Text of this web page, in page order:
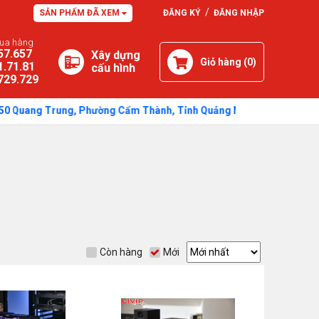
SẢN PHẨM ĐÃ XEM ĐĂNG KÝ / ĐĂNG NHẬP
hàng
Xây dựng
cấu hình
Giỏ hàng (0)
Trung, Phường Cẩm Thành, Tỉnh Quảng Ngãi - Thời gian: Sáng:
Còn hàng Mới